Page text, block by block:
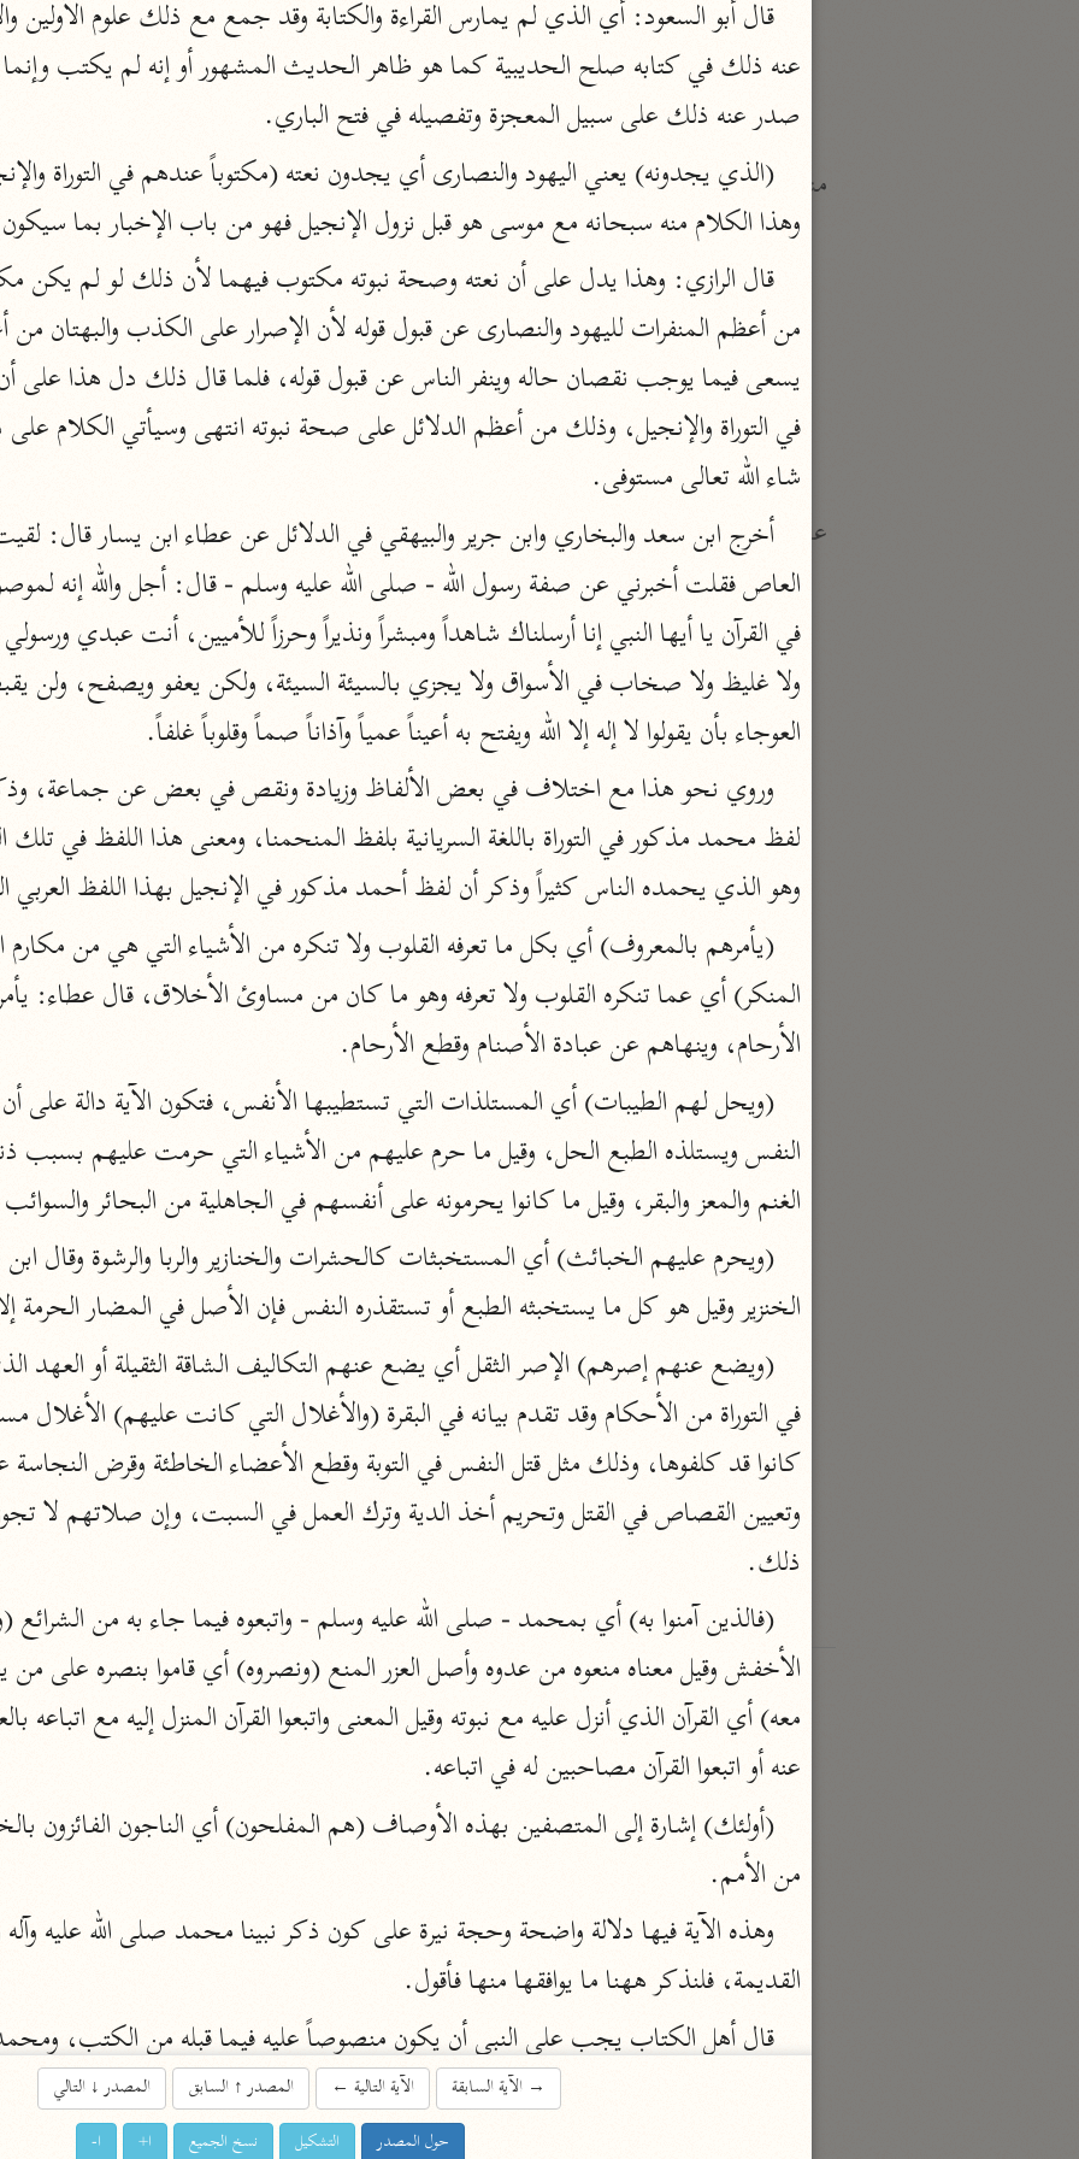
الماوردي (٤٥٠ هـ)
نحو ٦ مجلدات
منتقاة
تفسير ابن قيّم الجوزيّة
ابن القيم (٧٥١ هـ)
نحو ١٢ مجلدًا
تفسير شيخ الإسلام
ابن تيمية (٧٢٨ هـ)
نحو ٧ مجلدات
عامّة
تفسير القرآن
السمعاني (٤٨٩ هـ)
نحو ٥ مجلدات
الهداية إلى بلوغ النهاية
مكي بن أبي طالب (٤٣٧ هـ)
محاسن التأويل
القاسمي (١٣٣٢ هـ)
نحو ١١ مجلدًا
الجواهر الحسان
الثعالبي (٨٧٥ هـ)
بحر العلوم
السمرقندي (٣٧٣ هـ)
نحو ٥ مجلدات
الكشف والبيان
نحو ٨ مجلدات
أخرى
أضواء البيان
محمد الأمين الشنقيطي (١٣٩٤ هـ)
نحو ١١ مجلدًا
نظم الدرر
البقاعي (٨٨٥ هـ)
نحو ٢٠ مجلدًا
لغة وبلاغة
التحرير والتنوير
نحو ٢٤ مجلدًا
المحرر الوجيز
ابن عطية (٥٤٦ هـ)
نحو ٨ مجلدات
البحر المحيط
أبو حيان (٧٤٥ هـ)
نحو ١٦ مجلدًا
التفسير البسيط
نحو ٢٢ مجلدًا
إرشاد العقل السليم
أبو السعود (٩٨٢ هـ)
نحو ٩ مجلدات
الكشاف
الزمخشري (٥٣٨ هـ)
نحو ٨ مجلدات
مركَّزة
آثار
اشترك لتصلك أخبار مشاريعنا
راسلنا •تليجرام •تويتر
تطوير
رعاية
صدر عنه ذلك على سبيل المعجزة وتفصيله في فتح الباري.
وهذا الكلام منه سبحانه مع موسى هو قبل نزول الإنجيل فهو من باب الإخبار بما
شاء الله تعالى مستوفى.
العوجاء بأن يقولوا لا إله إلا الله ويفتح به أعيناً عمياً وآذاناً صماً وقلوباً غلفاً.
وهو الذي يحمده الناس كثيراً وذكر أن لفظ أحمد مذكور في الإنجيل بهذا اللفظ
الأرحام، وينهاهم عن عبادة الأصنام وقطع الأرحام.
الغنم والمعز والبقر، وقيل ما كانوا يحرمونه على أنفسهم في الجاهلية من البحائر
الخنزير وقيل هو كل ما يستخبثه الطبع أو تستقذره النفس فإن الأصل في المضار الحرمة
ذلك.
عنه أو اتبعوا القرآن مصاحبين له في اتباعه.
من الأمم.
القديمة، فلنذكر ههنا ما يوافقها منها فأقول.
فليس بنبي، أما الصغرى فلأنه لو لم يكن منصوصاً عليه لأشكل على الأمة معرفته،
→الآية السابقة الآية التالية ← المصدر↑السابق المصدر↓التالي
حول المصدر التشكيل نسخ الجميع ا+ ا-